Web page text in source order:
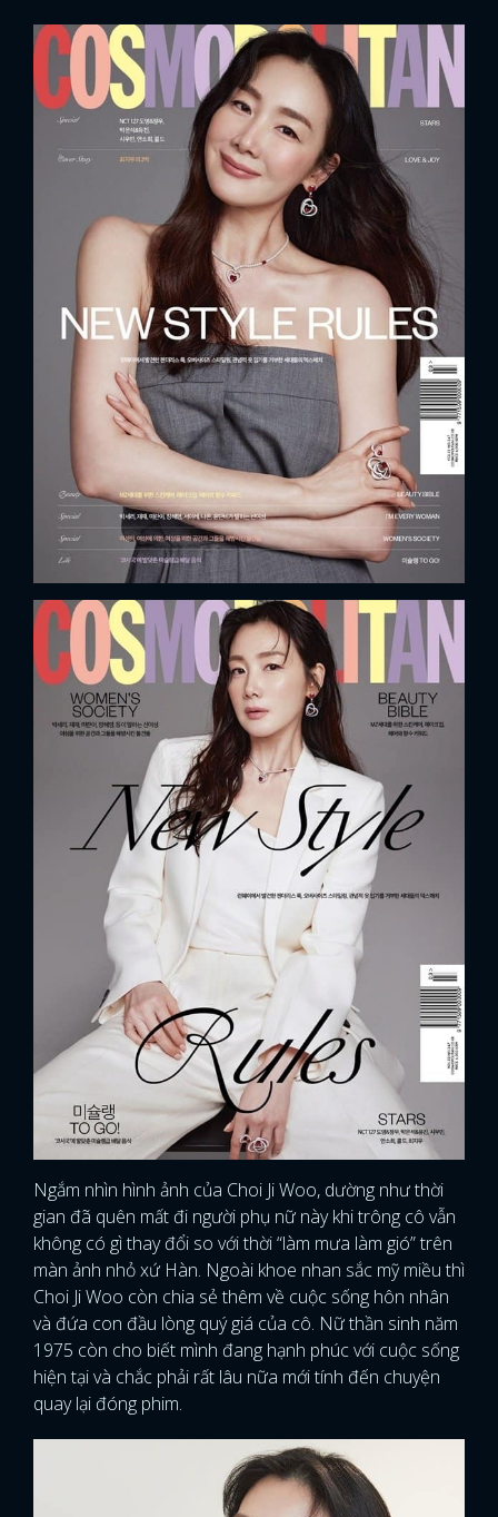
Ngắm nhìn hình ảnh của Choi Ji Woo, dường như thời
gian đã quên mất đi người phụ nữ này khi trông cô vẫn
không có gì thay đổi so với thời “làm mưa làm gió” trên
màn ảnh nhỏ xứ Hàn. Ngoài khoe nhan sắc mỹ miều thì
Choi Ji Woo còn chia sẻ thêm về cuộc sống hôn nhân
và đứa con đầu lòng quý giá của cô. Nữ thần sinh năm
1975 còn cho biết mình đang hạnh phúc với cuộc sống
hiện tại và chắc phải rất lâu nữa mới tính đến chuyện
quay lại đóng phim.